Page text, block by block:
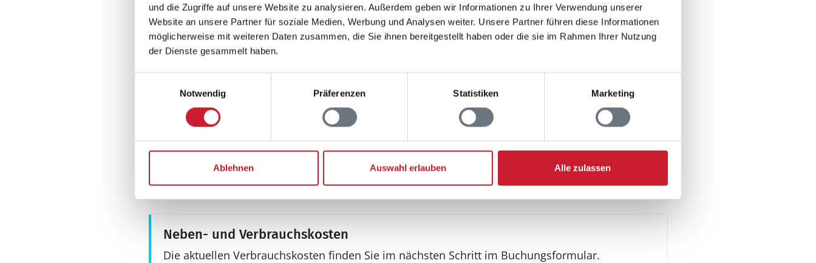
und die Zugriffe auf unsere Website zu analysieren. Außerdem geben wir Informationen zu Ihrer Verwendung unserer
Website an unsere Partner für soziale Medien, Werbung und Analysen weiter. Unsere Partner führen diese Informationen
möglicherweise mit weiteren Daten zusammen, die Sie ihnen bereitgestellt haben oder die sie im Rahmen Ihrer Nutzung
der Dienste gesammelt haben.
Notwendig
Präferenzen Statistiken Marketing
Ablehnen Auswahl erlauben Alle zulassen
Multimedia
CD-Player
Deutsches Fernsehen
> 3 deutsche Fernsehsender
Internet
drahtlos
Radio
Aussenbereich
Terrasse: 40 m²
Sonstiges
Keine Vermietung an Jugendgruppen
Kinderbett
Wärmepumpe
Neben- und Verbrauchskosten
Die aktuellen Verbrauchskosten finden Sie im nächsten Schritt im Buchungsformular.